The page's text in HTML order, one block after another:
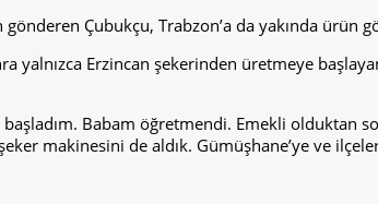
Çubukçu, Trabzon’a da yakında ürün
yalnızca Erzincan şekerinden üretmeye
Babam öğretmendi. Emekli olduktan
makinesini de aldık. Gümüşhane’ye ve